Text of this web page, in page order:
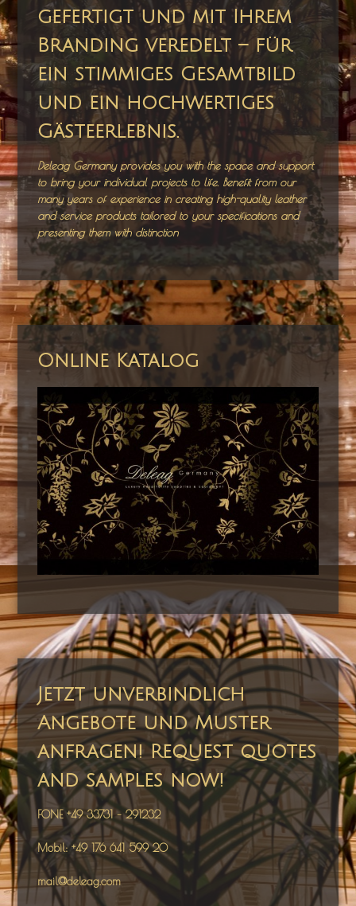
gefertigt und mit Ihrem
Branding veredelt – für
ein stimmiges Gesamtbild
und ein hochwertiges
Gästeerlebnis.
Deleag Germany provides you with the space and support
to bring your individual projects to life. Benefit from our
many years of experience in creating high-quality leather
and service products tailored to your specifications and
presenting them with distinction
Online Katalog
Jetzt unverbindlich
Angebote und Muster
anfragen! Request quotes
and samples now!
FONE +49 33731 – 291232
Mobil: +49 176 641 599 20
mail@deleag.com